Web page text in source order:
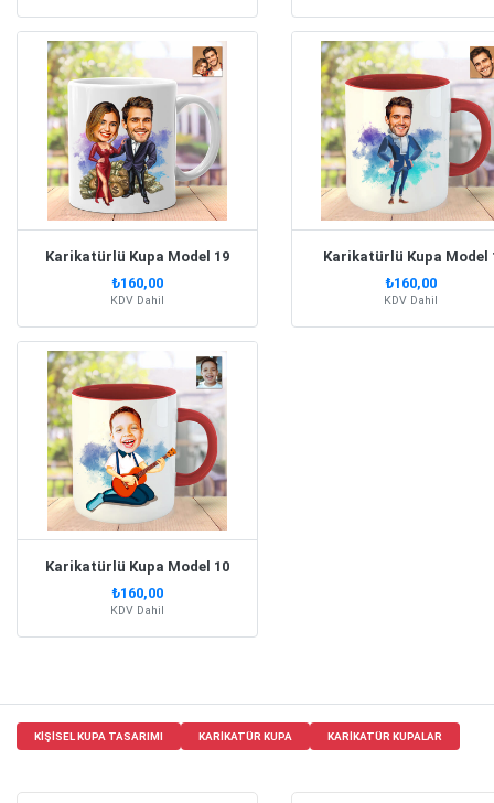
Karikatürlü Kupa Model 19
₺160,00
KDV Dahil
Karikatürlü Kupa Model
₺160,00
KDV Dahil
Karikatürlü Kupa Model 10
₺160,00
KDV Dahil
KIŞISEL KUPA TASARIMI KARIKATÜR KUPA KARIKATÜR KUPALAR